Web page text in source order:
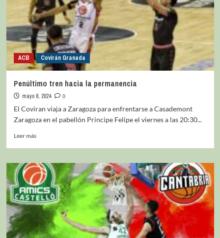
ACB Covirán Granada
Penúltimo tren hacia la permanencia
mayo 8, 2024
0
El Coviran viaja a Zaragoza para enfrentarse a Casademont
Zaragoza en el pabellón Principe Felipe el viernes a las 20:30...
Leer más